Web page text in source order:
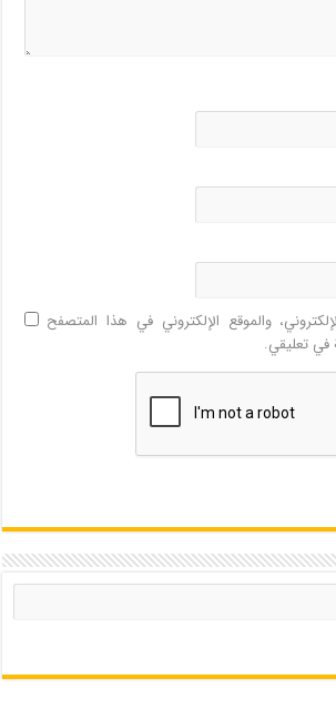
والموقع الإلكتروني في هذا المتصفح
في تعليقي.